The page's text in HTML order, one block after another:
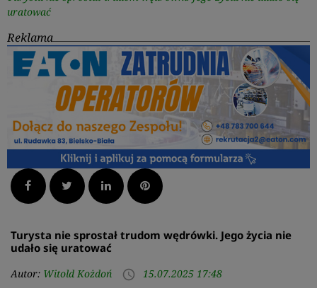
uratować
Reklama
Facebook Twitter LinkedInPinterest
Turysta nie sprostał trudom wędrówki. Jego życia nie
udało się uratować
Autor: Witold Kożdoń access_time 15.07.2025 17:48